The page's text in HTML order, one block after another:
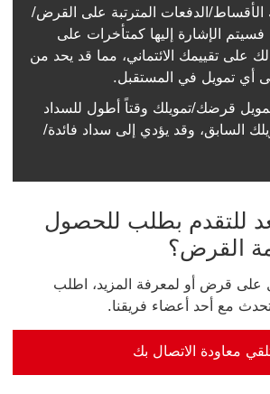
الدفعات المترتبة على القرض/
فسيتم الإشارة إليها كمتأخرات على
على تقييمك الائتماني، مما قد يحد من
أي تمويل في المستقبل.
قرضك/تمويلك وقتاً أطول للسداد
السابق، وقد يؤدي إلى سداد فائدة/
للتقدم بطلب للحصول
القرض؟
قرض أو لمعرفة المزيد، اطلب
مع أحد أعضاء فريقنا.
معاودة الاتصال بك
بك سيتم فتح هذا الرابط في نافذة جديدة